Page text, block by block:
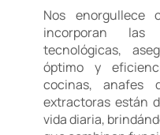
Nos enorgullece
incorporan las
tecnológicas,
óptimo y
cocinas, anafes
extractoras están
vida diaria,